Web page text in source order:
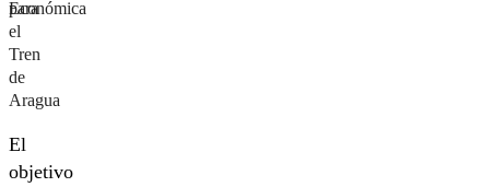
Económica
para
el
Tren
de
Aragua
El
objetivo